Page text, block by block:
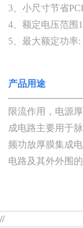
3、小尺寸节省
4、额定电压范围
5、最大额定功率:
产品用途
限流作用，电源
成电路主要用于
频功放厚膜集成
电路及其外外围
//